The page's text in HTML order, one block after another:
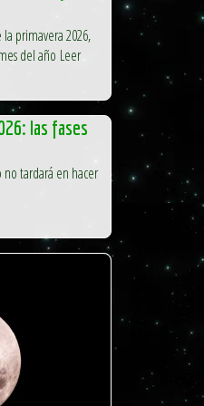
primavera 2026,
del año Leer
las fases
no tardará en hacer